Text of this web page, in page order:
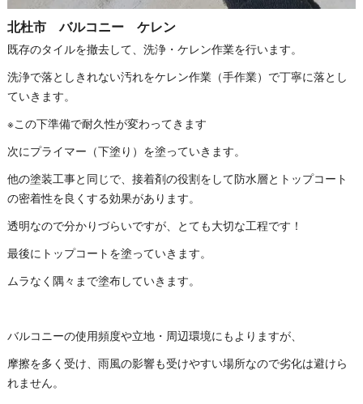
北杜市 バルコニー ケレン
既存のタイルを撤去して、洗浄・ケレン作業を行います。
洗浄で落としきれない汚れをケレン作業（手作業）で丁寧に落とし
ていきます。
※この下準備で耐久性が変わってきます
次にプライマー（下塗り）を塗っていきます。
他の塗装工事と同じで、接着剤の役割をして防水層とトップコート
の密着性を良くする効果があります。
透明なので分かりづらいですが、とても大切な工程です！
最後にトップコートを塗っていきます。
ムラなく隅々まで塗布していきます。
バルコニーの使用頻度や立地・周辺環境にもよりますが、
摩擦を多く受け、雨風の影響も受けやすい場所なので劣化は避けら
れません。